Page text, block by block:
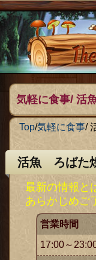
気軽に食事/
Top/気軽に食事/
活魚 ろばた
最新の情報と
あらかじめご
営業時間
17:00～
メニュー